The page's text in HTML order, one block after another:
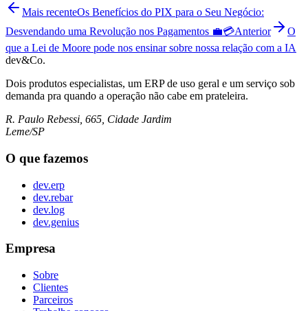
Mais recenteOs Benefícios do PIX para o Seu Negócio:
Desvendando uma Revolução nos Pagamentos 💼💳Anterior
O
que a Lei de Moore pode nos ensinar sobre nossa relação com a IA
dev&Co.
Dois produtos especialistas, um ERP de uso geral e um serviço sob
demanda pra quando a operação não cabe em prateleira.
R. Paulo Rebessi, 665, Cidade Jardim
Leme/SP
O que fazemos
dev.erp
dev.rebar
dev.log
dev.genius
Empresa
Sobre
Clientes
Parceiros